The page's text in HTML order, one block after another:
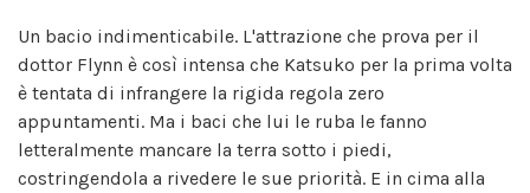
Un bacio indimenticabile. L'attrazione che prova per il
dottor Flynn è così intensa che Katsuko per la prima volta
è tentata di infrangere la rigida regola zero
appuntamenti. Ma i baci che lui le ruba le fanno
letteralmente mancare la terra sotto i piedi,
costringendola a rivedere le sue priorità. E in cima alla